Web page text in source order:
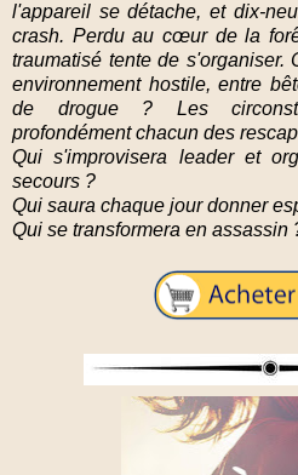
l'appareil se détache, et dix-
crash. Perdu au cœur de la
traumatisé tente de s'organiser.
environnement hostile, entre
de drogue ? Les
profondément chacun des
Qui s'improvisera leader et
secours ?
Qui saura chaque jour donner
Qui se transformera en assassin